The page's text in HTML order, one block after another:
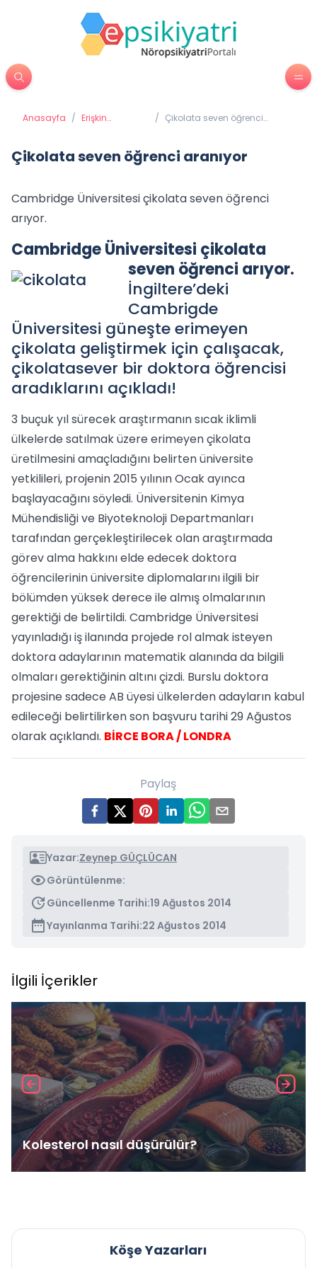
Anasayfa / Erişkin
/ Çikolata seven öğrenci
Çikolata seven öğrenci aranıyor
Cambridge Üniversitesi çikolata seven öğrenci
arıyor.
Cambridge Üniversitesi çikolata
seven öğrenci arıyor.
İngiltere’deki
Cambrigde
Üniversitesi güneşte erimeyen
çikolata geliştirmek için çalışacak,
çikolatasever bir doktora öğrencisi
aradıklarını açıkladı!
3 buçuk yıl sürecek araştırmanın sıcak iklimli
ülkelerde satılmak üzere erimeyen çikolata
üretilmesini amaçladığını belirten üniversite
yetkilileri, projenin 2015 yılının Ocak ayınca
başlayacağını söyledi. Üniversitenin Kimya
Mühendisliği ve Biyoteknoloji Departmanları
tarafından gerçekleştirilecek olan araştırmada
görev alma hakkını elde edecek doktora
öğrencilerinin üniversite diplomalarını ilgili bir
bölümden yüksek derece ile almış olmalarının
gerektiği de belirtildi. Cambridge Üniversitesi
yayınladığı iş ilanında projede rol almak isteyen
doktora adaylarının matematik alanında da bilgili
olmaları gerektiğinin altını çizdi. Burslu doktora
projesine sadece AB üyesi ülkelerden adayların kabul
edileceği belirtilirken son başvuru tarihi 29 Ağustos
olarak açıklandı. BİRCE BORA / LONDRA
Paylaş
Yazar:Zeynep GÜÇLÜCAN
Görüntülenme:
Güncellenme Tarihi:19 Ağustos 2014
Yayınlanma Tarihi:22 Ağustos 2014
İlgili İçerikler
Kolesterol nasıl düşürülür?
Köşe Yazarları